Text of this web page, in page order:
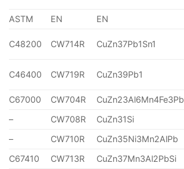
ASTM EN EN
C48200 CW714R CuZn37Pb1Sn1
C46400 CW719R CuZn39Pb1
C67000 CW704R CuZn23Al6Mn4Fe3Pb
–
CW708R CuZn31Si
–
CW710R CuZn35Ni3Mn2AlPb
C67410
CW713R CuZn37Mn3Al2PbSi